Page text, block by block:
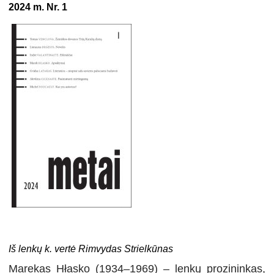
2024 m. Nr. 1
Iš lenkų k. vertė Rimvydas Strielkūnas
Marekas Hłasko (1934–1969) – lenkų prozininkas,